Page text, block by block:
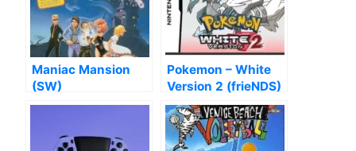
Maniac Mansion
(SW)
Pokemon – White
Version 2 (frieNDS)